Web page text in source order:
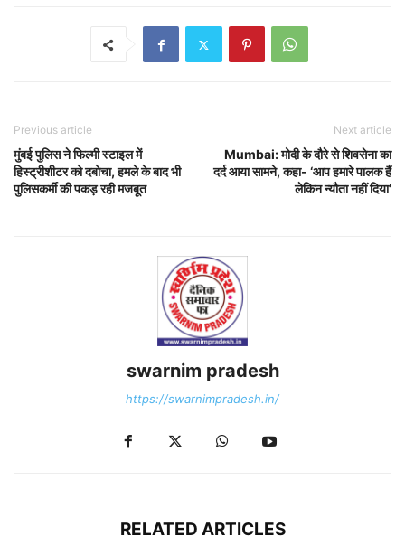
Previous article
मुंबई पुलिस ने फिल्मी स्टाइल में
हिस्ट्रीशीटर को दबोचा, हमले के बाद भी
पुलिसकर्मी की पकड़ रही मजबूत
Next article
Mumbai: मोदी के दौरे से शिवसेना का
दर्द आया सामने, कहा- ‘आप हमारे पालक हैं
लेकिन न्यौता नहीं दिया’
swarnim pradesh
https://swarnimpradesh.in/
RELATED ARTICLES